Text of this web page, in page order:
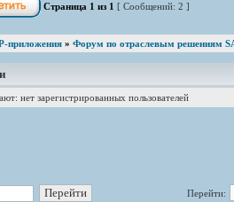
Страница 1 из 1 [ Сообщений: 2 ]
приложения » Форум по отраслевым решениям
нет зарегистрированных пользователей
Перейти: